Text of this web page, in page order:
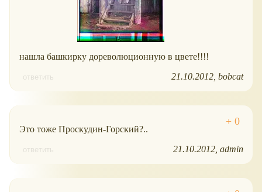
нашла башкирку дореволюционную в цвете!!!!
ответить 21.10.2012 bobcat
Это тоже Проскудин-Горский?..
ответить 21.10.2012 admin